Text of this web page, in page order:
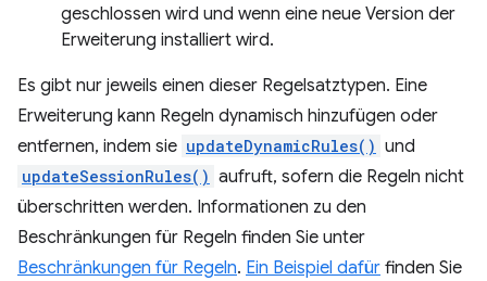
geschlossen wird und wenn eine neue Version der
Erweiterung installiert wird.
Es gibt nur jeweils einen dieser Regelsatztypen. Eine
Erweiterung kann Regeln dynamisch hinzufügen oder
entfernen, indem sie updateDynamicRules() und
updateSessionRules() aufruft, sofern die Regeln nicht
überschritten werden. Informationen zu den
Beschränkungen für Regeln finden Sie unter
Beschränkungen für Regeln. Ein Beispiel dafür finden Sie